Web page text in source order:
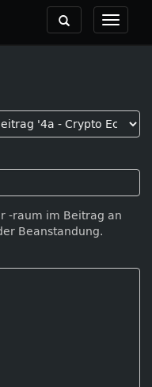
Toggle
Toggle
navigation
-raum im Beitrag an
Beanstandung.